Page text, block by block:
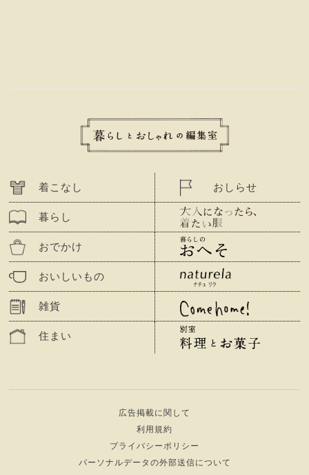
着こなし
暮らし
おでかけ
おいしいもの
雑貨
住まい
おしらせ
広告掲載に関して
利用規約
プライバシーポリシー
パーソナルデータの外部送信について